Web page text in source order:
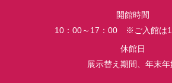
開館時間
10：00～17：00 ※ご入館は
休館日
展示替え期間、年末年